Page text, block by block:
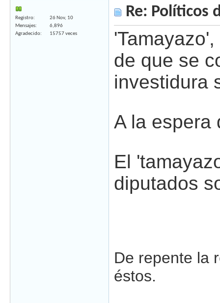
Registro
26 Nov, 10
Mensajes
6,896
Agradecido
15757 veces
Re: Políticos
de que se
investidura
A la espera
El
diputados
De repente la
éstos.